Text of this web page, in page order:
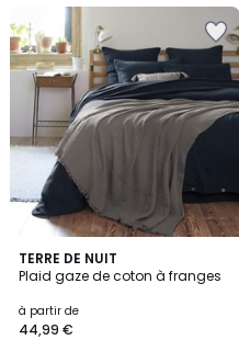
payer
à
la
place
20,99
€.
TERRE DE NUIT
Plaid gaze de coton à franges
à partir de
44,99 €
4
/
11
Couleurs